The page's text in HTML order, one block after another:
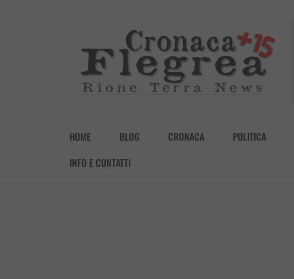
HOME BLOG CRONACA POLITICA
INFO E CONTATTI